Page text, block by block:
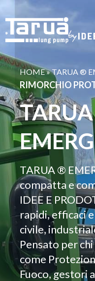
HOME»TARUA ®
RIMORCHIO
TARUA ®
compatta e
IDEE E
rapidi, efficaci
civile,
Pensato per
come
Fuoco, gestori